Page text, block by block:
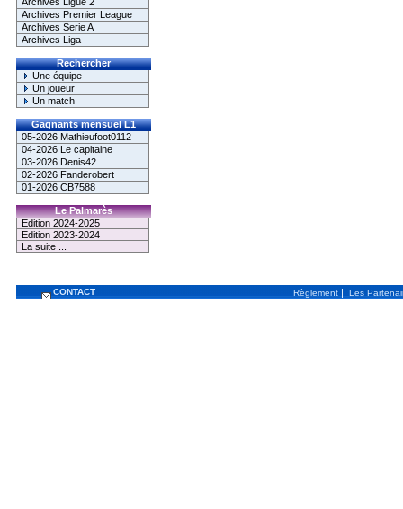
Archives Premier League
Archives Serie A
Archives Liga
Rechercher
Une équipe
Un joueur
Un match
Gagnants mensuel L1
05-2026 Mathieufoot0112
04-2026 Le capitaine
03-2026 Denis42
02-2026 Fanderobert
01-2026 CB7588
Le Palmarès
Edition 2024-2025
Edition 2023-2024
La suite ...
CONTACT Règlement | Les